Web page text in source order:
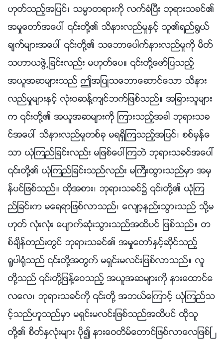
ဟုတ္သည့္အျပင္၊ သမၼာတရားကို လက္ခံၿပီး ဘုရားသခင္၏
အမႈေတာ္အေပၚ ၎တို႔၏ သိနားလည္မႈႏွင့္ သူ၏ရည္႐ြယ္
ခ်က္မ်ားအေပၚ ၎တို႔၏ သေဘာေပါက္နားလည္မႈကို မိတ္
သဟာယဖြဲ႕ျခင္းလည္း မဟုတ္ေပ။ ၎တို႔ေဖာ္ျပသည့္
အယူအဆမ်ားသည္ ဤအျပဳသေဘာေဆာင္ေသာ သိနား
လည္မႈမ်ားႏွင့္ လုံးဝဆန႔္က်င္ဘက္ျဖစ္သည္။ အျခားသူမ်ား
က ၎တို႔၏ အယူအဆမ်ားကို ၾကားသည့္အခါ ဘုရားသခ
င္အေပၚ သိနားလည္မႈတစ္ခု မရရွိၾကသည့္အျပင္၊ စစ္မွန္ေ
သာ ယုံၾကည္ျခင္းလည္း မျဖစ္ေပၚၾကဘဲ ဘုရားသခင္အေပၚ
၎တို႔၏ ယုံၾကည္ျခင္းသည္လည္း မႀကီးထြားသည္မွာ အမွ
န္ပင္ျဖစ္သည္။ ထိုအစား၊ ဘုရားသခင္၌ ၎တို႔၏ ယုံၾက
ည္ျခင္းက မေရရာျဖစ္လာသည္၊ ေလ်ာ့နည္းသြားသည္ သို႔မ
ဟုတ္ လုံးလုံး ေပ်ာက္ဆုံးသြားသည္အထိပင္ ျဖစ္သည္။ တ
စ္ခ်ိန္တည္းတြင္ ဘုရားသခင္၏ အမႈေတာ္ႏွင့္ဆိုင္သည့္
႐ူပါ႐ုံသည္ ၎တို႔အတြက္ မရွင္းမလင္းျဖစ္လာသည္။ လူ
တို႔သည္ ၎တို႔ျဖန႔္ေဝသည့္ အယူအဆမ်ားကို နားေထာင္ေ
လေလ၊ ဘုရားသခင္ကို ၎တို႔ အဘယ္ေၾကာင့္ ယုံၾကည္သ
င့္သည္ဟူသည္မွာ မရွင္းမလင္းျဖစ္သည္အထိပင္ ထိုသူ
တို႔၏ စိတ္ႏွလုံးမ်ား ပို၍ နားေဝတိမ္ေတာင္ျဖစ္လာေလျဖစ္ၿ